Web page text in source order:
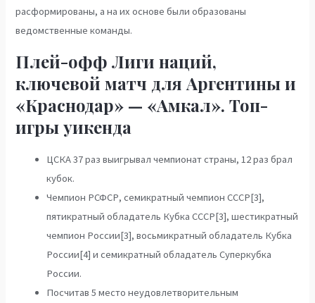
расформированы, а на их основе были образованы
ведомственные команды.
Плей-офф Лиги наций,
ключевой матч для Аргентины и
«Краснодар» — «Амкал». Топ-
игры уикенда
ЦСКА 37 раз выигрывал чемпионат страны, 12 раз брал
кубок.
Чемпион РСФСР, семикратный чемпион СССР[3],
пятикратный обладатель Кубка СССР[3], шестикратный
чемпион России[3], восьмикратный обладатель Кубка
России[4] и семикратный обладатель Суперкубка
России.
Посчитав 5 место неудовлетворительным